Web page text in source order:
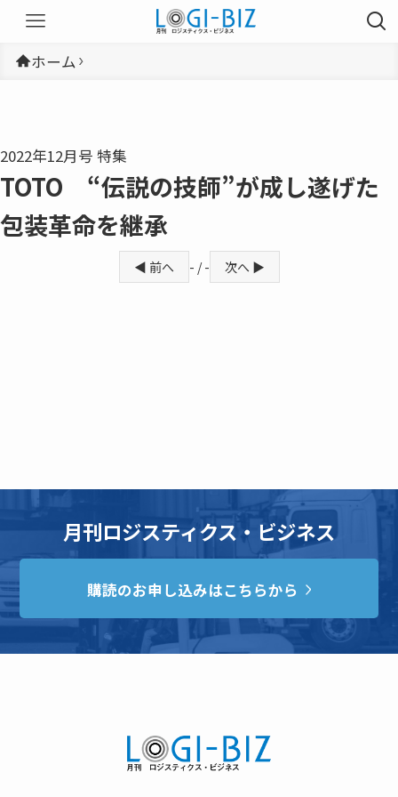
ホーム
2022年12月号 特集
TOTO “伝説の技師”が成し遂げた
包装革命を継承
◀ 前へ - / - 次へ ▶
月刊ロジスティクス・ビジネス
購読のお申し込みはこちらから